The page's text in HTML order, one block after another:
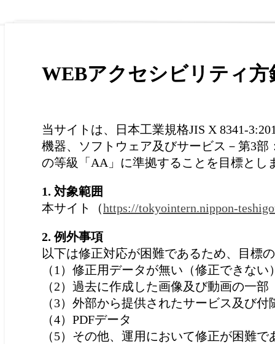
WEBアクセシビリティ方
当サイトは、日本工業規格JIS X 8341-
機器、ソフトウェア及びサービス－第3部
の等級「AA」に準拠することを目標とし
1. 対象範囲
本サイト（https://tokyointern.nippon-
2. 例外事項
以下は修正対応が困難であるため、目標
（1）修正用データが無い（修正できない
（2）過去に作成した画像及び動画の一部
（3）外部から提供されたサービス及び
（4）PDFデータ
（5）その他、運用において修正が困難で